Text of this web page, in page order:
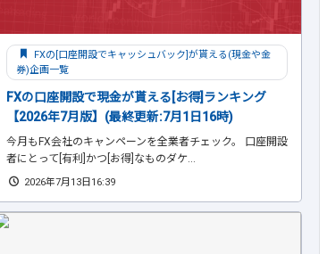
FXの[口座開設でキャッシュバック]が貰える(現金や金
券)企画一覧
FXの口座開設で現金が貰える[お得]ランキング
【2026年7月版】(最終更新:7月1日16時)
今月もFX会社のキャンペーンを全業者チェック。 口座開設
者にとって[有利]かつ[お得]なものダケ...
2026年7月13日16:39